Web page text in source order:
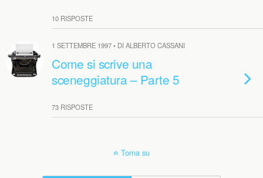
10 RISPOSTE
1 SETTEMBRE 1997 • DI ALBERTO CASSANI
Come si scrive una
sceneggiatura – Parte 5
73 RISPOSTE
Torna su